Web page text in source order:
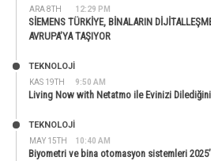
ARA 8TH 12:29 PM
SİEMENS TÜRKİYE, BİNALARIN
AVRUPA’YA TAŞIYOR
KAS 19TH 9:50 AM
TEKNOLOJİ
Living Now with Netatmo ile Evinizi
MAY 15TH 10:40 AM
TEKNOLOJİ
Biyometri ve bina otomasyon sistemleri